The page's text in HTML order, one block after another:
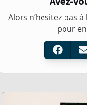
Alors n’hésitez pas
pour